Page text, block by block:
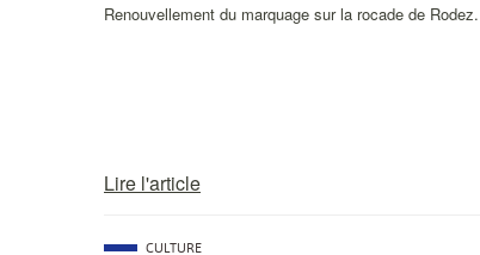
courte
Renouvellement du marquage sur la rocade de Rodez.
Lire l'article
CATÉGORIE
CULTURE